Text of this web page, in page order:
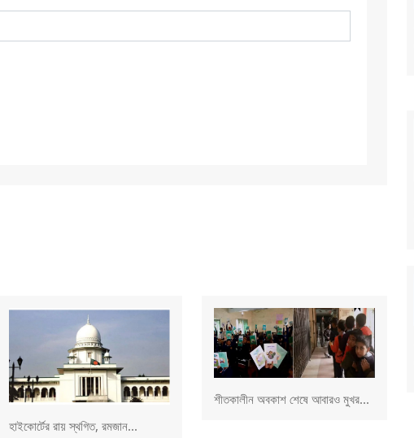
হাইকোর্টের রায় স্থগিত, রমজান...
শীতকালীন অবকাশ শেষে আবারও মুখর...